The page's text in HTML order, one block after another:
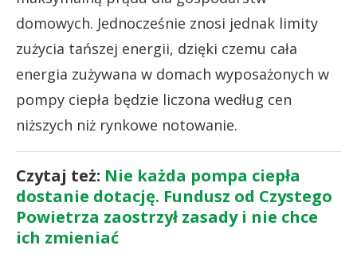
domowych. Jednocześnie znosi jednak limity
zużycia tańszej energii, dzięki czemu cała
energia zużywana w domach wyposażonych w
pompy ciepła będzie liczona według cen
niższych niż rynkowe notowanie.
Czytaj też: Nie każda pompa ciepła
dostanie dotację. Fundusz od Czystego
Powietrza zaostrzył zasady i nie chce
ich zmieniać